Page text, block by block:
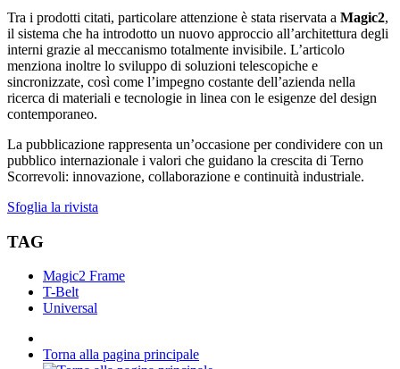
Tra i prodotti citati, particolare attenzione è stata riservata a Magic2,
il sistema che ha introdotto un nuovo approccio all’architettura degli
interni grazie al meccanismo totalmente invisibile. L’articolo
menziona inoltre lo sviluppo di soluzioni telescopiche e
sincronizzate, così come l’impegno costante dell’azienda nella
ricerca di materiali e tecnologie in linea con le esigenze del design
contemporaneo.
La pubblicazione rappresenta un’occasione per condividere con un
pubblico internazionale i valori che guidano la crescita di Terno
Scorrevoli: innovazione, collaborazione e continuità industriale.
Sfoglia la rivista
TAG
Magic2 Frame
T-Belt
Universal
Torna alla pagina principale